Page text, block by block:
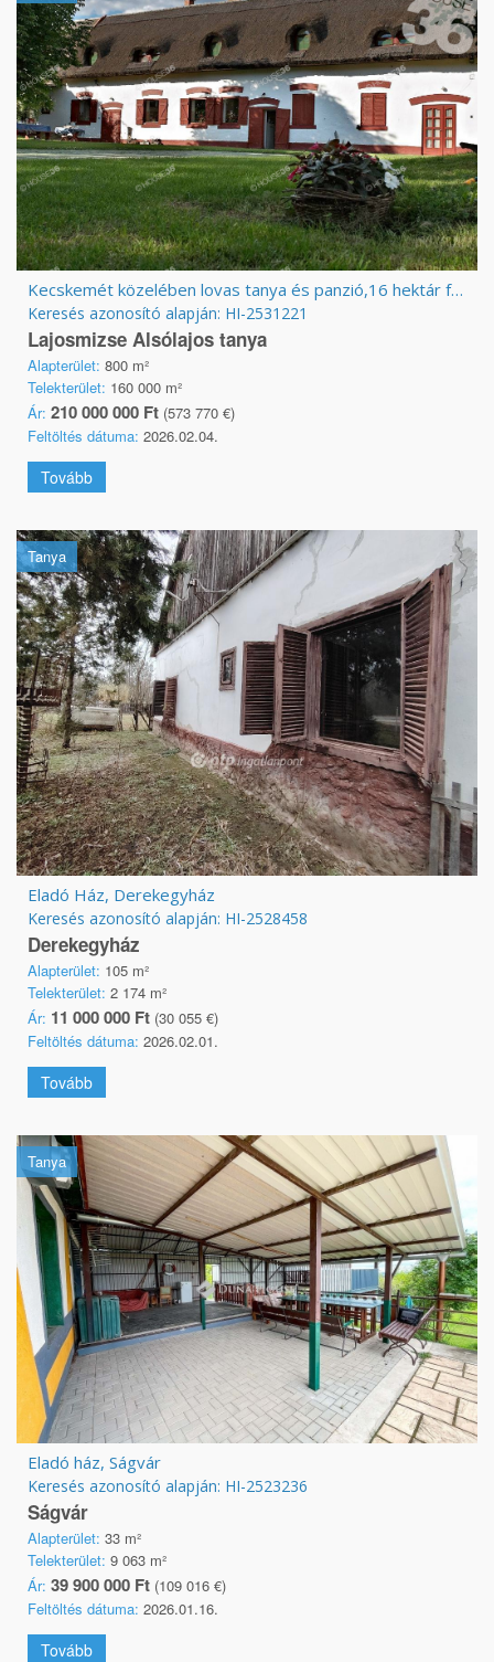
Kecskemét közelében lovas tanya és panzió,16 hektár földdel ELADÓ
Keresés azonosító alapján: HI-2531221
Lajosmizse Alsólajos tanya
Alapterület: 800 m²
Telekterület: 160 000 m²
Ár: 210 000 000 Ft (573 770 €)
Feltöltés dátuma: 2026.02.04.
Tovább
Tanya
Eladó Ház, Derekegyház
Keresés azonosító alapján: HI-2528458
Derekegyház
Alapterület: 105 m²
Telekterület: 2 174 m²
Ár: 11 000 000 Ft (30 055 €)
Feltöltés dátuma: 2026.02.01.
Tovább
Tanya
Eladó ház, Ságvár
Keresés azonosító alapján: HI-2523236
Ságvár
Alapterület: 33 m²
Telekterület: 9 063 m²
Ár: 39 900 000 Ft (109 016 €)
Feltöltés dátuma: 2026.01.16.
Tovább